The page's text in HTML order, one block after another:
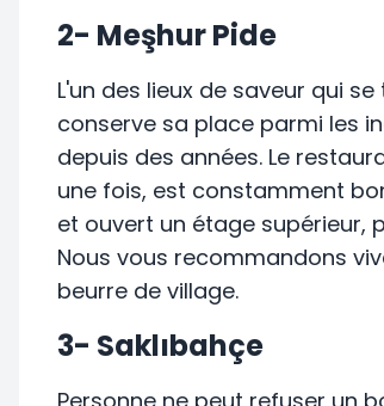
2- Meşhur Pide
L'un des lieux de saveur qui
conserve sa place parmi les
depuis des années. Le
une fois, est constamment
et ouvert un étage supérieur,
Nous vous recommandons
beurre de village.
3- Saklıbahçe